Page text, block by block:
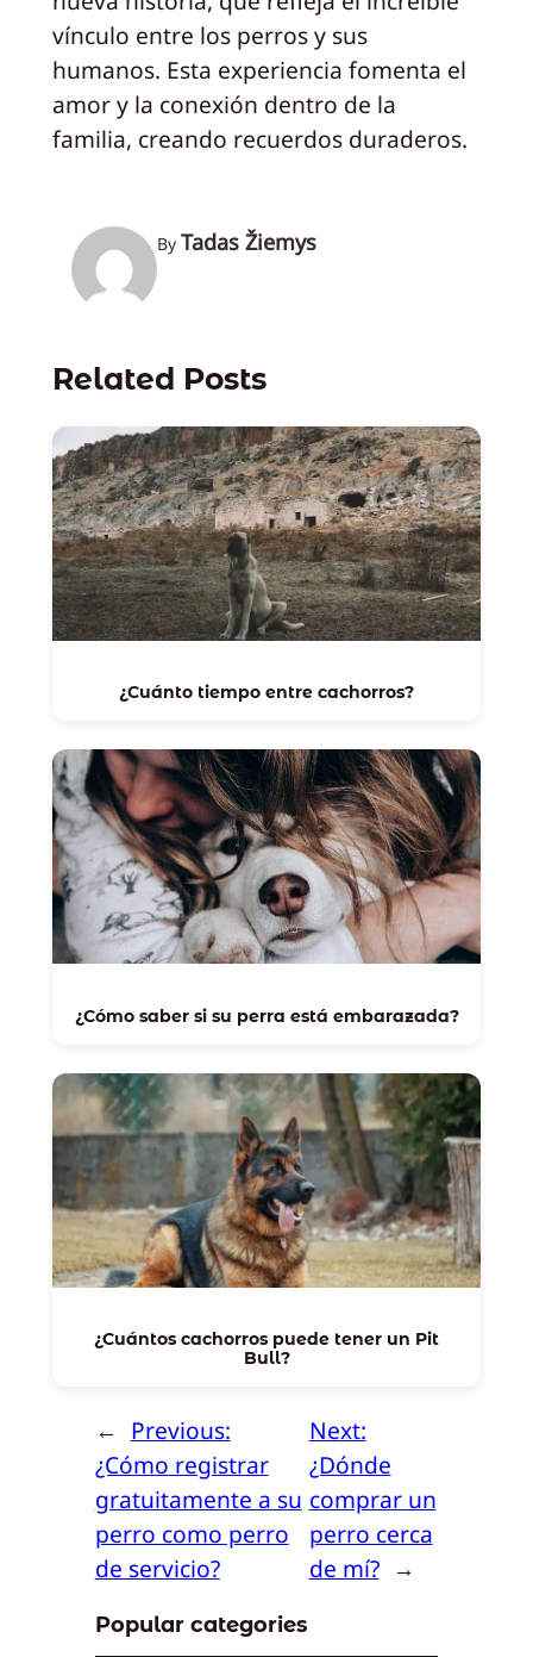
vínculo entre los perros y sus
humanos. Esta experiencia fomenta el
amor y la conexión dentro de la
familia, creando recuerdos duraderos.
By Tadas Žiemys
Related Posts
¿Cuánto tiempo entre cachorros?
¿Cómo saber si su perra está embarazada?
¿Cuántos cachorros puede tener un Pit
Bull?
← Previous:
¿Cómo registrar
gratuitamente a su
perro como perro
de servicio?
Next:
¿Dónde
comprar un
perro cerca
de mí? →
Popular categories